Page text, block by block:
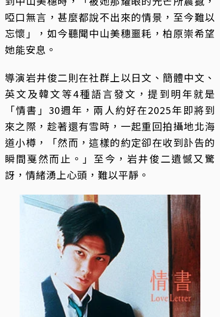
啞口無言，甚麼都說不出來的情景，至今難以
忘懷」，如今聽聞中山美穗噩耗，柏原崇希望
她能安息。
導演岩井俊二則在社群上以日文、簡體中文、
英文及韓文等4種語言發文，提到明年就是
「情書」30週年，兩人約好在2025年即將到
來之際，趁著還有雪時，一起重回拍攝地北海
道小樽，「然而，這樣的約定卻在收到訃告的
瞬間戛然而止。」至今，岩井俊二遺憾又驚
訝，情緒湧上心頭，難以平靜。